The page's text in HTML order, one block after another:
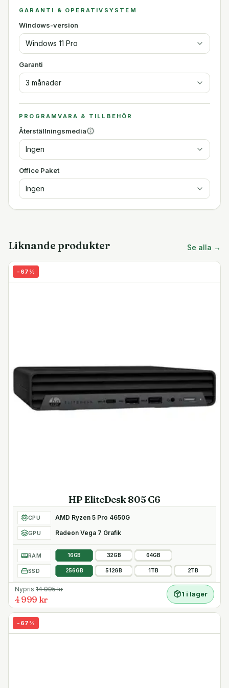
GARANTI & OPERATIVSYSTEM
Windows-version
Windows 11 Pro
Garanti
3 månader
PROGRAMVARA & TILLBEHÖR
Återställningsmedia
Ingen
Office Paket
Ingen
Liknande produkter Se alla →
- 67 %
HP EliteDesk 805 G6
CPU AMD Ryzen 5 Pro 4650G
GPU Radeon Vega 7 Grafik
RAM 16GB 32GB 64GB
SSD 256GB 512GB 1TB 2TB
Nypris 14 995kr
4 999 kr
1 i lager
- 67 %